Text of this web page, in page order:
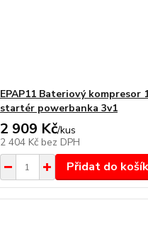
EPAP11 Bateriový kompresor
startér powerbanka 3v1
2 909 Kč/kus
2 404 Kč bez DPH
Přidat do